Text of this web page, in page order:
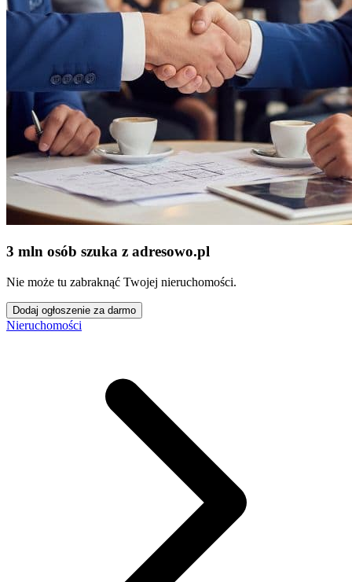
3 mln osób szuka z adresowo.pl
Nie może tu zabraknąć Twojej nieruchomości.
Dodaj ogłoszenie za darmo
Nieruchomości